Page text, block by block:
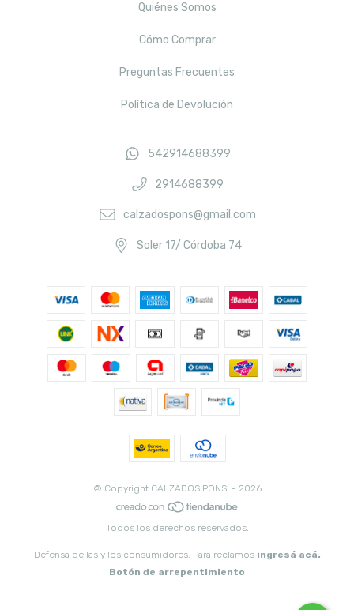
Quiénes Somos
Cómo Comprar
Preguntas Frecuentes
Política de Devolución
542914688399
2914688399
calzadospons@gmail.com
Soler 17/ Córdoba 74
© Copyright CALZADOS PONS. - 2026
Todos los derechos reservados.
Defensa de las y los consumidores. Para reclamos ingresá acá.
Botón de arrepentimiento